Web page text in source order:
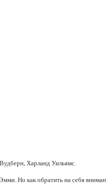
Харланд Уильямс.
Но как обратить на себя